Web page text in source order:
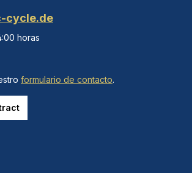
cycle.de
horas
formulario de contacto.